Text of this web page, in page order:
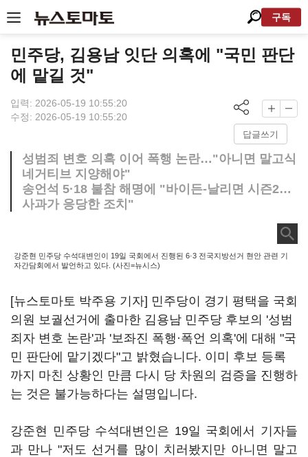
구독
민주당, 김용남 잇단 의혹에 "국민 판단
에 맡길 것"
입력: 2026-05-19 10:55:20
수정: 2026-05-19 10:55:20
답글쓰기
성범죄 변호 의혹 이어 폭행 논란…"아니면 말고식
네거티브 지양해야"
송언석 5·18 불참 해명에 "바이든-날리면 시즌2…
사과가 응당한 조치"
강준현 민주당 수석대변인이 19일 국회에서 진행된 6·3 전국지방선거 현안 관련 기
자간담회에서 발언하고 있다. (사진=뉴시스)
[뉴스토마토 박주용 기자] 민주당이 경기 평택을 국회
의원 보궐선거에 출마한 김용남 민주당 후보의 '성범
죄자 변호 논란'과 '보좌진 폭행·폭언 의혹'에 대해 "국
민 판단에 맡기겠다"고 밝혔습니다. 이미 후보 등록
까지 마친 상황인 만큼 다시 당 차원의 검증을 진행하
는 것은 불가능하다는 설명입니다.
강준현 민주당 수석대변인은 19일 국회에서 기자들
과 만나 "저도 선거를 많이 치러봤지만 아니면 말고